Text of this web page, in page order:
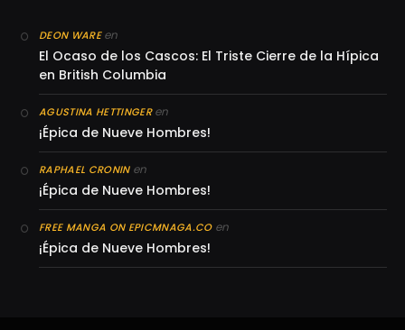
DEON WAREen
El Ocaso de los Cascos: El Triste Cierre de la Hípica
en British Columbia
AGUSTINA HETTINGERen
¡Épica de Nueve Hombres!
RAPHAEL CRONINen
¡Épica de Nueve Hombres!
FREE MANGA ON EPICMNAGA.COen
¡Épica de Nueve Hombres!